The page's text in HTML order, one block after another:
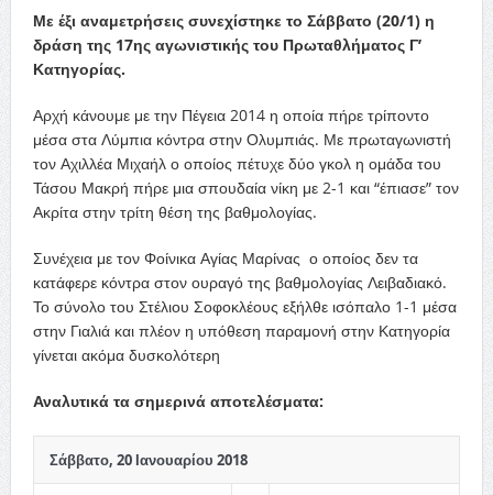
Με έξι αναμετρήσεις συνεχίστηκε το Σάββατο (20/1) η
δράση της 17ης αγωνιστικής του Πρωταθλήματος Γ’
Κατηγορίας.
Αρχή κάνουμε με την Πέγεια 2014 η οποία πήρε τρίποντο
μέσα στα Λύμπια κόντρα στην Ολυμπιάς. Με πρωταγωνιστή
τον Αχιλλέα Μιχαήλ ο οποίος πέτυχε δύο γκολ η ομάδα του
Τάσου Μακρή πήρε μια σπουδαία νίκη με 2-1 και “έπιασε” τον
Ακρίτα στην τρίτη θέση της βαθμολογίας.
Συνέχεια με τον Φοίνικα Αγίας Μαρίνας ο οποίος δεν τα
κατάφερε κόντρα στον ουραγό της βαθμολογίας Λειβαδιακό.
Το σύνολο του Στέλιου Σοφοκλέους εξήλθε ισόπαλο 1-1 μέσα
στην Γιαλιά και πλέον η υπόθεση παραμονή στην Κατηγορία
γίνεται ακόμα δυσκολότερη
Αναλυτικά τα σημερινά αποτελέσματα:
Σάββατο, 20 Ιανουαρίου 2018